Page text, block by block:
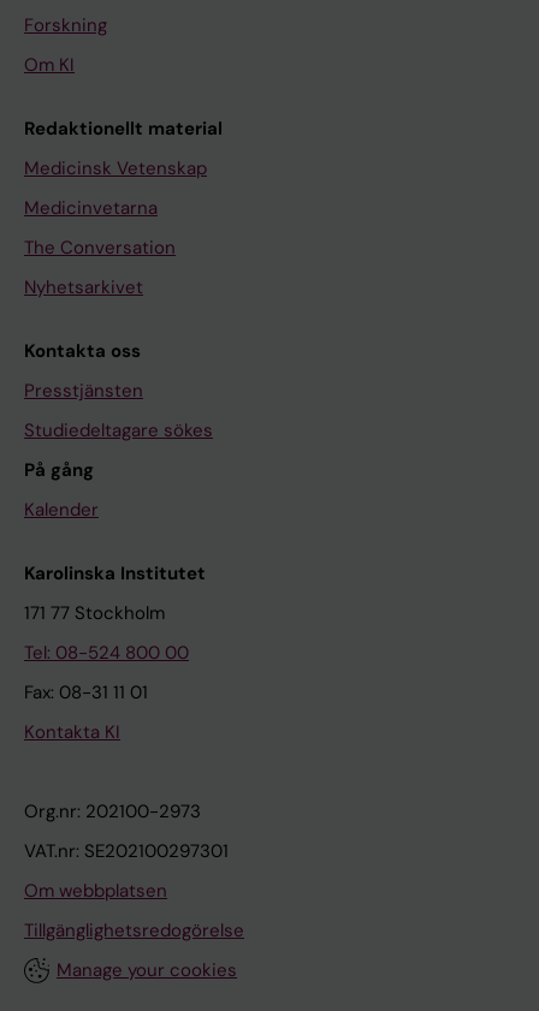
Forskning
Om KI
Redaktionellt material
Medicinsk Vetenskap
Medicinvetarna
The Conversation
Nyhetsarkivet
Kontakta oss
Presstjänsten
Studiedeltagare sökes
På gång
Kalender
Karolinska Institutet
171 77 Stockholm
Tel: 08-524 800 00
Fax: 08-31 11 01
Kontakta KI
Org.nr: 202100-2973
VAT.nr: SE202100297301
Om webbplatsen
Tillgänglighetsredogörelse
Manage your cookies